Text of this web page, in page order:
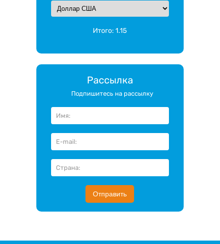
Итого:1.15
Рассылка
Подпишитесь на рассылку
Отправить